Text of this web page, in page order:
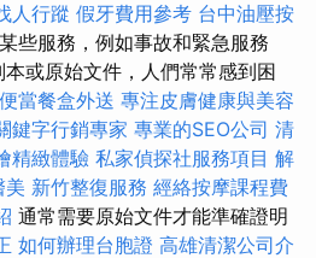
人行蹤 假牙費用參考 台中油壓按
某些服務，例如事故和緊急服務
本或原始文件，人們常常感到困
當餐盒外送 專注皮膚健康與美容
鍵字行銷專家 專業的SEO公司 清
精緻體驗 私家偵探社服務項目 解
美 新竹整復服務 經絡按摩課程費
通常需要原始文件才能準確證明
如何辦理台胞證 高雄清潔公司介